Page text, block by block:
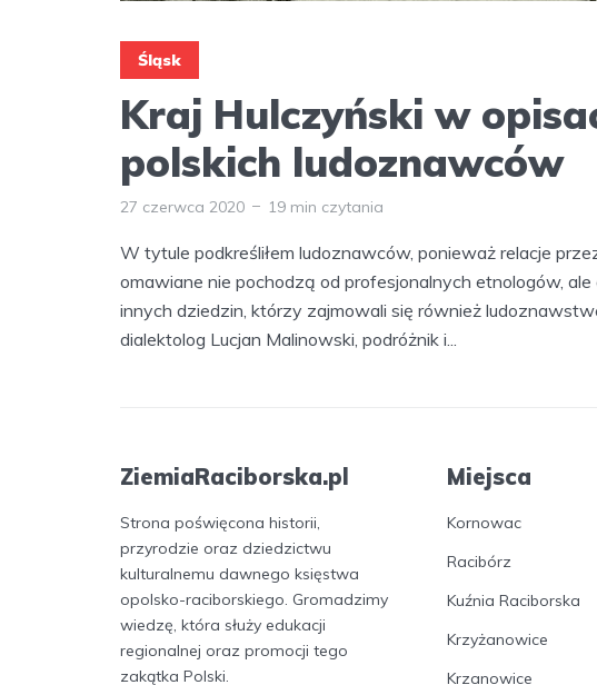
Śląsk
Kraj Hulczyński w
polskich ludoznawców
27 czerwca 2020 19 min czytania
W tytule podkreśliłem ludoznawców, ponieważ relacje
omawiane nie pochodzą od profesjonalnych etnologów,
innych dziedzin, którzy zajmowali się również
dialektolog Lucjan Malinowski, podróżnik i...
ZiemiaRaciborska.pl
Strona poświęcona historii,
przyrodzie oraz dziedzictwu
kulturalnemu dawnego księstwa
opolsko-raciborskiego. Gromadzimy
wiedzę, która służy edukacji
regionalnej oraz promocji tego
zakątka Polski.
Miejsca
Kornowac
Racibórz
Kuźnia Raciborska
Krzyżanowice
Krzanowice